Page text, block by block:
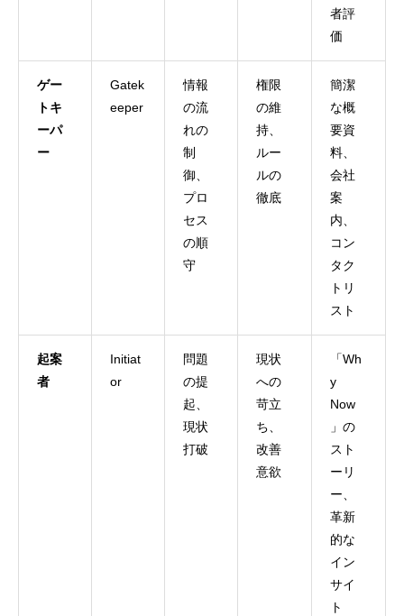
者評
価
ゲー
トキ
ーパ
ー
Gatek
eeper
情報
の流
れの
制
御、
プロ
セス
の順
守
権限
の維
持、
ルー
ルの
徹底
簡潔
な概
要資
料、
会社
案
内、
コン
タク
トリ
スト
起案
者
Initiat
or
問題
の提
起、
現状
打破
現状
への
苛立
ち、
改善
意欲
「Wh
y
Now
」の
スト
ーリ
ー、
革新
的な
イン
サイ
ト